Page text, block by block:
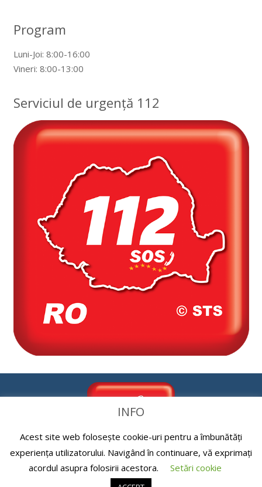
Program
Luni-Joi: 8:00-16:00
Vineri: 8:00-13:00
Serviciul de urgență 112
INFO
Acest site web folosește cookie-uri pentru a îmbunătăți
experiența utilizatorului. Navigând în continuare, vă exprimați
acordul asupra folosirii acestora.
Setări cookie